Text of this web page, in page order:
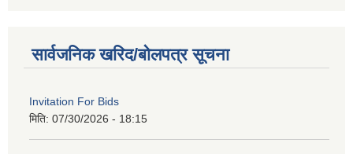
सार्वजनिक खरिद/बोलपत्र सूचना
Invitation For Bids
मिति: 07/30/2026 - 18:15